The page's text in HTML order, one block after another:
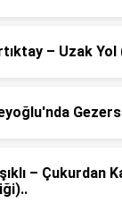
– Uzak
– Çukurdan